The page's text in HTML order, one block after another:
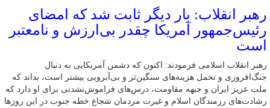
رهبر انقلاب: بار دیگر ثابت شد که امضای
رئیس‌جمهور آمریکا چقدر بی‌ارزش و نامعتبر
است
رهبر انقلاب اسلامی فرمودند: اکنون که دشمن آمریکایی به دنبال
جنگ‌افروزی و تحمل هزینه‌های سنگین‌تر و بی‌آبرویی بیشتر است، بداند که
ملت عزیز ایران و جبهه مقاومت، درس‌های فراموش‌نشدنی برای او دارد که
رشادت‌های رزمندگان اسلام و غیرت مردمان شجاع خطه جنوب در این روزها